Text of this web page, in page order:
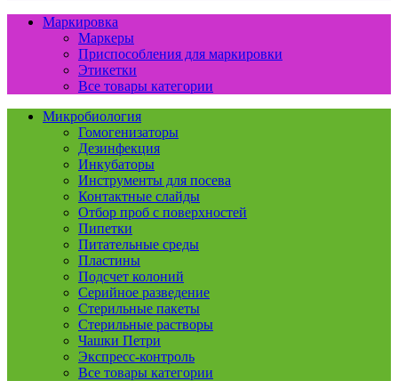
Маркировка
Маркеры
Приспособления для маркировки
Этикетки
Все товары категории
Микробиология
Гомогенизаторы
Дезинфекция
Инкубаторы
Инструменты для посева
Контактные слайды
Отбор проб с поверхностей
Пипетки
Питательные среды
Пластины
Подсчет колоний
Серийное разведение
Стерильные пакеты
Стерильные растворы
Чашки Петри
Экспресс-контроль
Все товары категории